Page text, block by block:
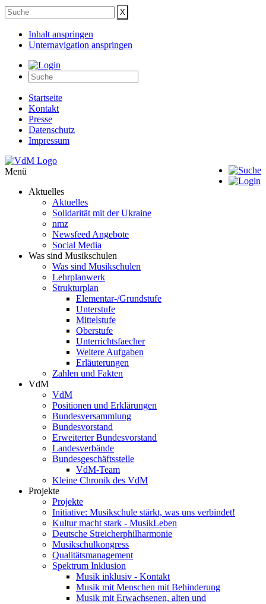
Inhalt anspringen
Unternavigation anspringen
Startseite
Kontakt
Presse
Datenschutz
Impressum
Menü
Aktuelles
Aktuelles
Solidarität mit der Ukraine
nmz
Newsfeed Angebote
Social Media
Was sind Musikschulen
Was sind Musikschulen
Lehrplanwerk
Strukturplan
Elementar-/Grundstufe
Unterstufe
Mittelstufe
Oberstufe
Unterrichtsfaecher
Weitere Aufgaben
Erläuterungen
Zahlen und Fakten
VdM
VdM
Positionen und Erklärungen
Bundesversammlung
Bundesvorstand
Erweiterter Bundesvorstand
Landesverbände
Bundesgeschäftsstelle
VdM-Team
Kleine Chronik des VdM
Projekte
Projekte
Initiative: Musikschule stärkt, was uns verbindet!
Kultur macht stark - MusikLeben
Deutsche Streicherphilharmonie
Musikschulkongress
Qualitätsmanagement
Spektrum Inklusion
Musik inklusiv - Kontakt
Musik mit Menschen mit Behinderung
Musik mit Erwachsenen, alten und